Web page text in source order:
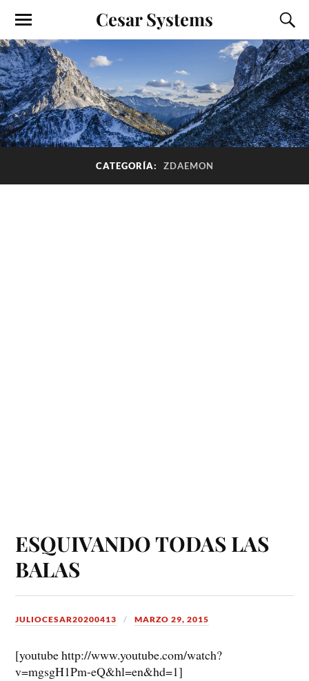
Cesar Systems
CATEGORÍA: ZDAEMON
ESQUIVANDO TODAS LAS
BALAS
JULIOCESAR20200413 MARZO 29, 2015
[youtube http://www.youtube.com/watch?
v=mgsgH1Pm-eQ&hl=en&hd=1]